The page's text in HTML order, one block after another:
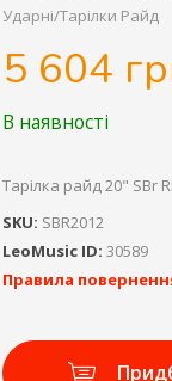
Ударні/Тарілки Райд
5 604
В наявності
Тарілка райд 20" SBr
SKU: SBR2012
LeoMusic ID: 30589
Правила